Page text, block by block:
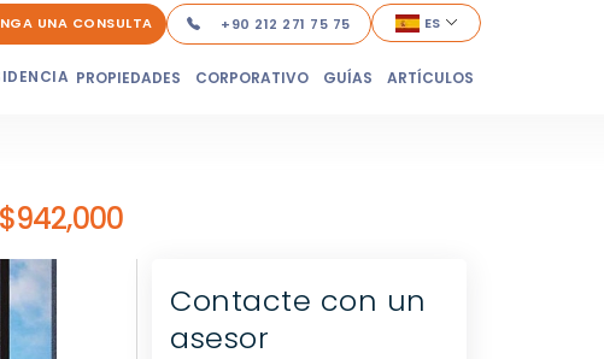
UNA CONSULTA +90 212 271 75 75 ES
PROPIEDADES CORPORATIVO GUÍAS ARTÍCULOS
$942,000
Contacte con un
asesor